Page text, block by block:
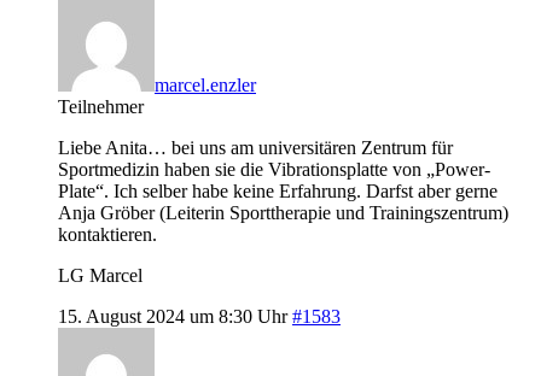
marcel.enzler
Teilnehmer
Liebe Anita… bei uns am universitären Zentrum für
Sportmedizin haben sie die Vibrationsplatte von „Power-
Plate“. Ich selber habe keine Erfahrung. Darfst aber gerne
Anja Gröber (Leiterin Sporttherapie und Trainingszentrum)
kontaktieren.
LG Marcel
15. August 2024 um 8:30 Uhr #1583